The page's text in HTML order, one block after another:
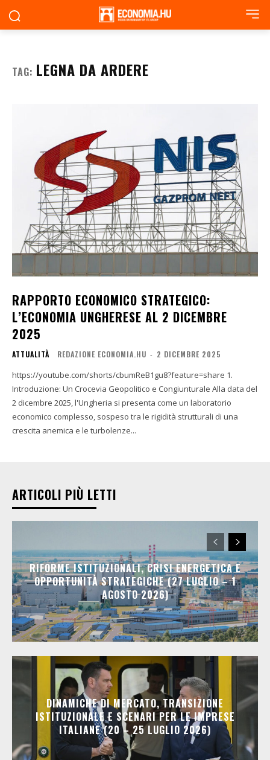
TAG: LEGNA DA ARDERE
RAPPORTO ECONOMICO STRATEGICO:
L’ECONOMIA UNGHERESE AL 2 DICEMBRE
2025
ATTUALITÀ REDAZIONE ECONOMIA.HU - 2 DICEMBRE 2025
https://youtube.com/shorts/cbumReB1gu8?feature=share 1.
Introduzione: Un Crocevia Geopolitico e Congiunturale Alla data del
2 dicembre 2025, l'Ungheria si presenta come un laboratorio
economico complesso, sospeso tra le rigidità strutturali di una
crescita anemica e le turbolenze...
ARTICOLI PIÙ LETTI
RIFORME ISTITUZIONALI, CRISI ENERGETICA E
OPPORTUNITÀ STRATEGICHE (27 LUGLIO – 1
AGOSTO 2026)
DINAMICHE DI MERCATO, TRANSIZIONE
ISTITUZIONALE E SCENARI PER LE IMPRESE
ITALIANE (20 – 25 LUGLIO 2026)